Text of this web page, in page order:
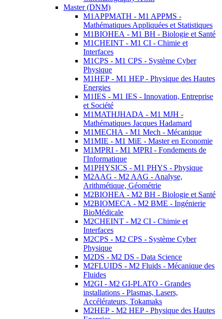
Master (DNM)
M1APPMATH - M1 APPMS -
Mathématiques Appliquées et Statistiques
M1BIOHEA - M1 BH - Biologie et Santé
M1CHEINT - M1 CI - Chimie et
Interfaces
M1CPS - M1 CPS - Système Cyber
Physique
M1HEP - M1 HEP - Physique des Hautes
Energies
M1IES - M1 IES - Innovation, Entreprise
et Société
M1MATHJHADA - M1 MJH -
Mathématiques Jacques Hadamard
M1MECHA - M1 Mech - Mécanique
M1MIE - M1 MiE - Master en Economie
M1MPRI - M1 MPRI - Fondements de
l'Informatique
M1PHYSICS - M1 PHYS - Physique
M2AAG - M2 AAG - Analyse,
Arithmétique, Géométrie
M2BIOHEA - M2 BH - Biologie et Santé
M2BIOMECA - M2 BME - Ingénierie
BioMédicale
M2CHEINT - M2 CI - Chimie et
Interfaces
M2CPS - M2 CPS - Système Cyber
Physique
M2DS - M2 DS - Data Science
M2FLUIDS - M2 Fluids - Mécanique des
Fluides
M2GI - M2 GI-PLATO - Grandes
installations - Plasmas, Lasers,
Accélérateurs, Tokamaks
M2HEP - M2 HEP - Physique des Hautes